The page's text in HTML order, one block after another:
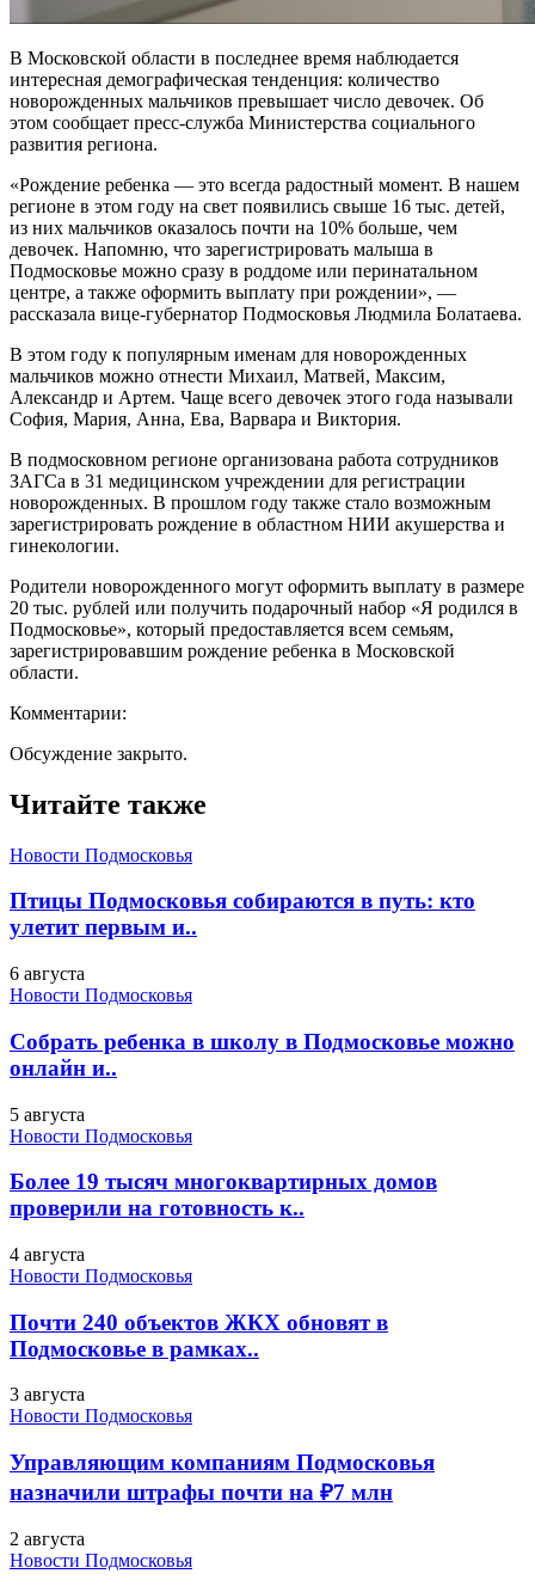
В Московской области в последнее время наблюдается
интересная демографическая тенденция: количество
новорожденных мальчиков превышает число девочек. Об
этом сообщает пресс-служба Министерства социального
развития региона.
«Рождение ребенка — это всегда радостный момент. В нашем
регионе в этом году на свет появились свыше 16 тыс. детей,
из них мальчиков оказалось почти на 10% больше, чем
девочек. Напомню, что зарегистрировать малыша в
Подмосковье можно сразу в роддоме или перинатальном
центре, а также оформить выплату при рождении», —
рассказала вице-губернатор Подмосковья Людмила Болатаева.
В этом году к популярным именам для новорожденных
мальчиков можно отнести Михаил, Матвей, Максим,
Александр и Артем. Чаще всего девочек этого года называли
София, Мария, Анна, Ева, Варвара и Виктория.
В подмосковном регионе организована работа сотрудников
ЗАГСа в 31 медицинском учреждении для регистрации
новорожденных. В прошлом году также стало возможным
зарегистрировать рождение в областном НИИ акушерства и
гинекологии.
Родители новорожденного могут оформить выплату в размере
20 тыс. рублей или получить подарочный набор «Я родился в
Подмосковье», который предоставляется всем семьям,
зарегистрировавшим рождение ребенка в Московской
области.
Комментарии:
Обсуждение закрыто.
Читайте также
Новости Подмосковья
Птицы Подмосковья собираются в путь: кто
улетит первым и..
6 августа
Новости Подмосковья
Собрать ребенка в школу в Подмосковье можно
онлайн и..
5 августа
Новости Подмосковья
Более 19 тысяч многоквартирных домов
проверили на готовность к..
4 августа
Новости Подмосковья
Почти 240 объектов ЖКХ обновят в
Подмосковье в рамках..
3 августа
Новости Подмосковья
Управляющим компаниям Подмосковья
назначили штрафы почти на ₽7 млн
2 августа
Новости Подмосковья